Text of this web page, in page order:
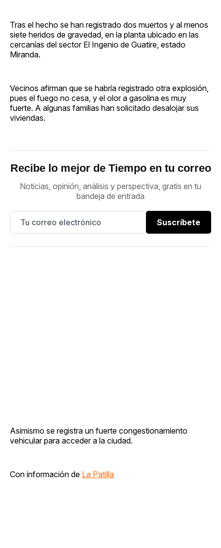
Tras el hecho se han registrado dos muertos y al menos
siete heridos de gravedad, en la planta ubicado en las
cercanías del sector El Ingenio de Guatire, estado
Miranda.
Vecinos afirman que se habría registrado otra explosión,
pues el fuego no cesa, y el olor a gasolina es muy
fuerte. A algunas familias han solicitado desalojar sus
viviendas.
Recibe lo mejor de Tiempo en tu correo
Noticias, opinión, análisis y perspectiva, gratis en tu
bandeja de entrada
Suscríbete
Asimismo se registra un fuerte congestionamiento
vehicular para acceder a la ciudad.
Con información de La Patilla